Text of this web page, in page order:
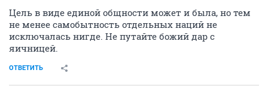
Цель в виде единой общности может и была, но тем
не менее самобытность отдельных наций не
исключалась нигде. Не путайте божий дар с
яичницей.
ОТВЕТИТЬ